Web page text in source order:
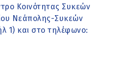
Κοινότητας Συκεών
Νεάπολης-Συκεών
1) και στο τηλέφωνο: